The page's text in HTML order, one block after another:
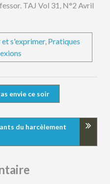
TAJ Vol 31, N°2 Avril
s'exprimer, Pratiques
envie ce soir
du harcèlement